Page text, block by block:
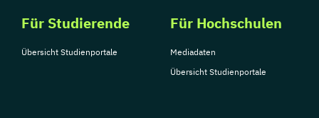
Medieninformatiker
Medizinische Schreibkraft
Meister im Elektrotechnikerhandwerk
Für Studierende
Übersicht Studienportale
Für Hochschulen
Mediadaten
Übersicht Studienportale